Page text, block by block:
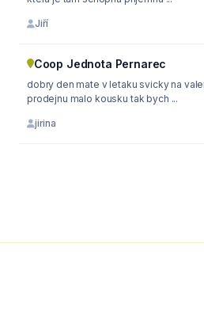
Jiří
Coop Jednota Pernarec
dobry den mate v letaku svicky na
prodejnu malo kousku tak bych ...
jirina